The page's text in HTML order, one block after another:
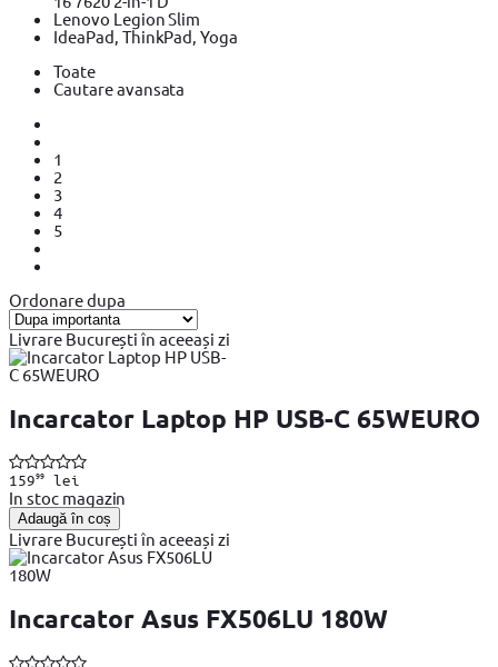
Lenovo Legion Slim
IdeaPad, ThinkPad, Yoga
Toate
Cautare avansata
1
2
3
4
5
Ordonare dupa
Livrare București în aceeași zi
Incarcator Laptop HP USB-C 65WEURO
15999lei
In stoc magazin
Adaugă în coș
Livrare București în aceeași zi
Incarcator Asus FX506LU 180W